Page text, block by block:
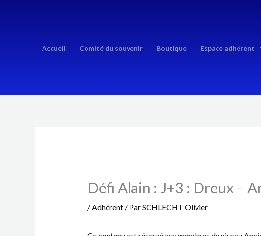
Accueil Comité du souvenir Boutique Espace adhérent
Défi Alain : J+3 : Dreux –
/ Adhérent/ ParSCHLECHT Olivier